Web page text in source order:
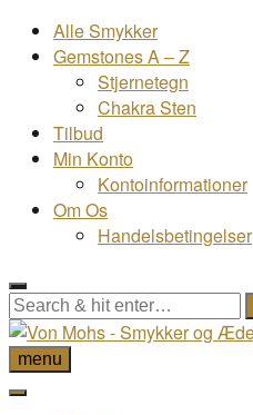
Alle Smykker
Gemstones A – Z
Stjernetegn
Chakra Sten
Tilbud
Min Konto
Kontoinformationer
Om Os
Handelsbetingelser
menu